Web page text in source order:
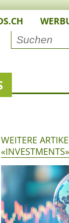
WEITERE
«INVESTMENTS»